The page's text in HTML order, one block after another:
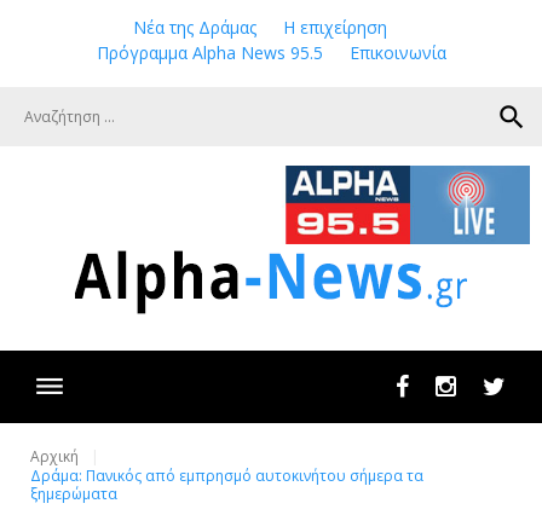
Νέα της Δράμας
Η επιχείρηση
Πρόγραμμα Alpha News 95.5
Επικοινωνία
search
FacebookInstagram
Αρχική
Δράμα: Πανικός από εμπρησμό αυτοκινήτου σήμερα τα
ξημερώματα